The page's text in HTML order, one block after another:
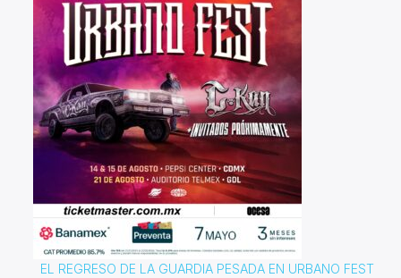
EL REGRESO DE LA GUARDIA PESADA EN URBANO FEST